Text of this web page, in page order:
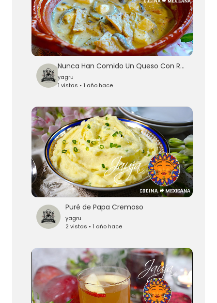
Nunca Han Comido Un Queso Con Rajas en Salsa Así
yagru
1 vistas • 1 año hace
Puré de Papa Cremoso
yagru
2 vistas • 1 año hace